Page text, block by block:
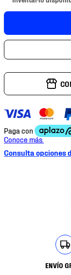
Consulta opciones
ENVÍO
7.
chivas
9.
tenis niño